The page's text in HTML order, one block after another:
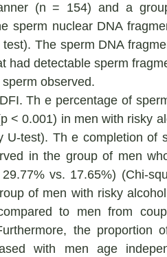
(n = 154) and a
sperm nuclear DNA
The sperm DNA
had detectable sperm
observed.
Th e percentage of
< 0.001) in men with risky
U-test). Th e completion of
in the group of men
vs. 17.65%) (Chi-
of men with risky
to men from
the proportion
with men age